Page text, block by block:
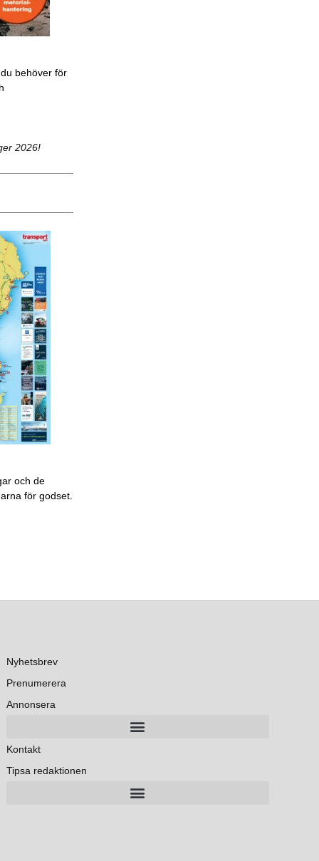
behöver för
2026!
och de
för godset.
Nyhetsbrev
Prenumerera
Annonsera
Kontakt
Tipsa redaktionen